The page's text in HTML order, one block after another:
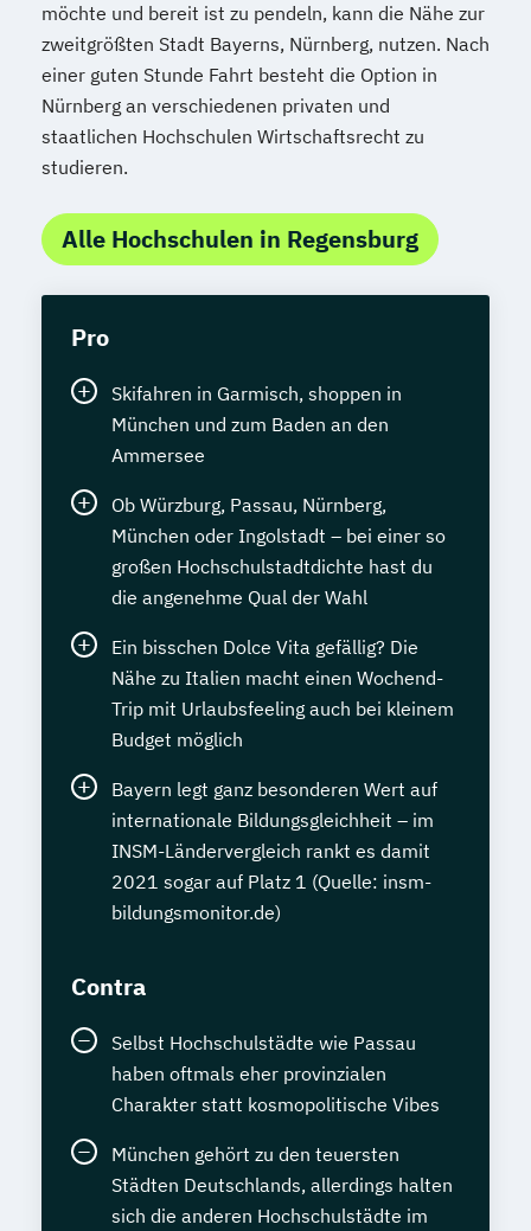
möchte und bereit ist zu pendeln, kann die Nähe zur
zweitgrößten Stadt Bayerns, Nürnberg, nutzen. Nach
einer guten Stunde Fahrt besteht die Option in
Nürnberg an verschiedenen privaten und
staatlichen Hochschulen Wirtschaftsrecht zu
studieren.
Alle Hochschulen in Regensburg
Pro
Skifahren in Garmisch, shoppen in
München und zum Baden an den
Ammersee
Ob Würzburg, Passau, Nürnberg,
München oder Ingolstadt – bei einer so
großen Hochschulstadtdichte hast du
die angenehme Qual der Wahl
Ein bisschen Dolce Vita gefällig? Die
Nähe zu Italien macht einen Wochend-
Trip mit Urlaubsfeeling auch bei kleinem
Budget möglich
Bayern legt ganz besonderen Wert auf
internationale Bildungsgleichheit – im
INSM-Ländervergleich rankt es damit
2021 sogar auf Platz 1 (Quelle: insm-
bildungsmonitor.de)
Contra
Selbst Hochschulstädte wie Passau
haben oftmals eher provinzialen
Charakter statt kosmopolitische Vibes
München gehört zu den teuersten
Städten Deutschlands, allerdings halten
sich die anderen Hochschulstädte im